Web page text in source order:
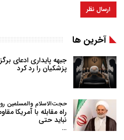
آخرین ها
جبهه پایداری ادعای
پزشکیان را رد کرد
حجت‌الاسلام والمسلمین
راه مقابله با آمریکا
نباید حتی
…